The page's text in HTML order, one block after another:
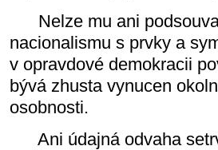
Nelze mu ani
nacionalismu s prvky a
v opravdové demokracii
bývá zhusta vynucen
osobnosti.
Ani údajná odvaha